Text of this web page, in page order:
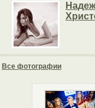
Все фотографии